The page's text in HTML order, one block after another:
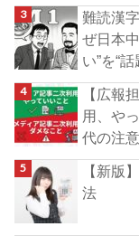
難読漢
ぜ日本
い”を“
【広報
用、や
代の注
【新版
法